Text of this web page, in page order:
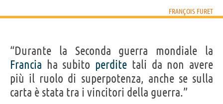
FRANÇOIS FURET
“Durante la Seconda guerra mondiale la
Francia ha subito perdite tali da non avere
più il ruolo di superpotenza, anche se sulla
carta è stata tra i vincitori della guerra.”